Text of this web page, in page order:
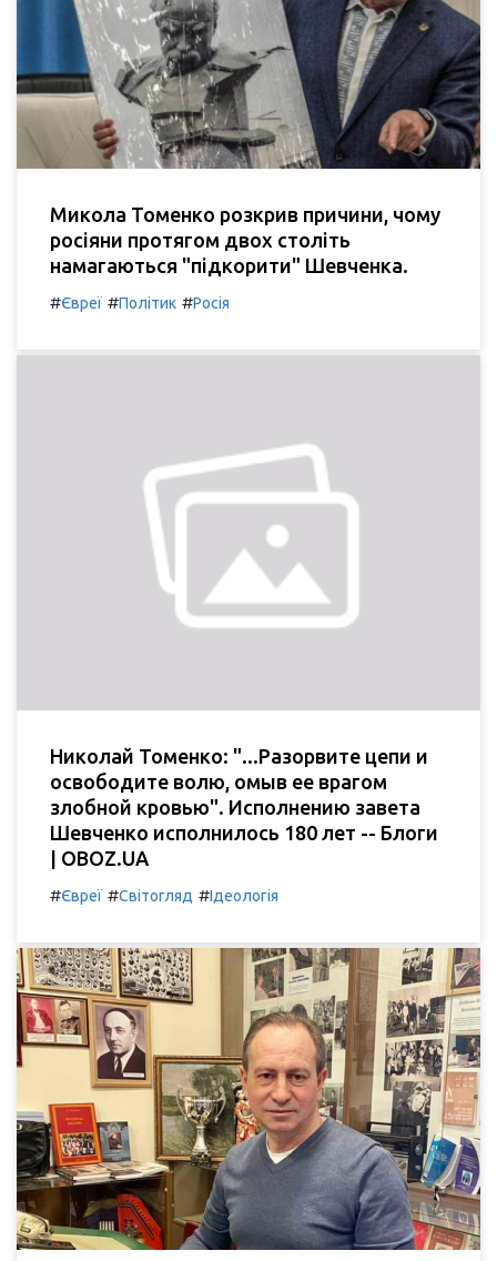
Микола Томенко розкрив причини, чому
росіяни протягом двох століть
намагаються "підкорити" Шевченка.
#Євреї #Політик #Росія
Николай Томенко: "...Разорвите цепи и
освободите волю, омыв ее врагом
злобной кровью". Исполнению завета
Шевченко исполнилось 180 лет -- Блоги
| OBOZ.UA
#Євреї #Світогляд #Ідеологія